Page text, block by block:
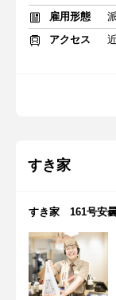
雇用形態
アクセス
すき家
すき家 161号安